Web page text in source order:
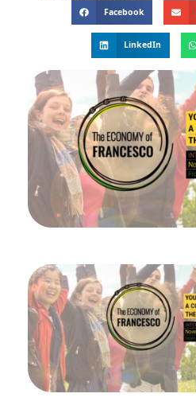
Facebook
LinkedIn